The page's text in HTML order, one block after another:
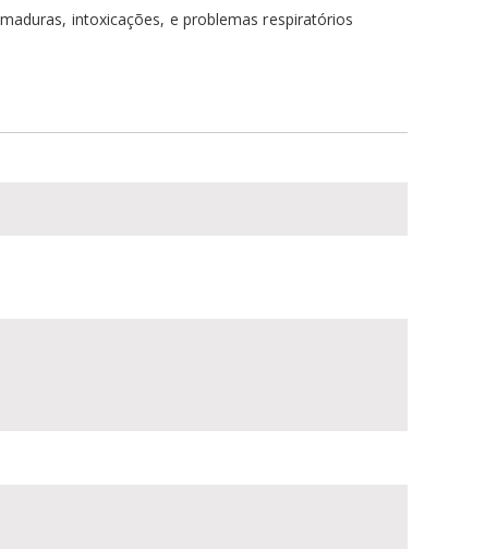
intoxicações, e problemas respiratórios